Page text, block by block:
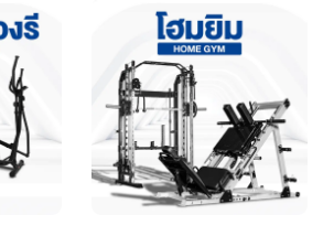
า หยิบใส่ตะกร้า
หมวดหมู่สินค้าทั้งหมด